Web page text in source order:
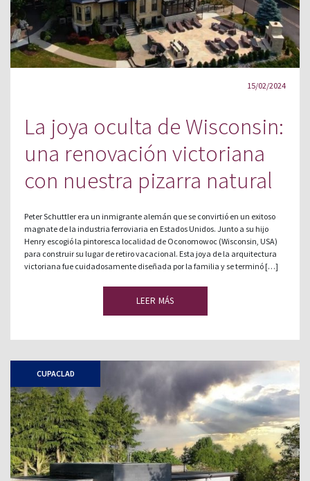
15/02/2024
La joya oculta de Wisconsin:
una renovación victoriana
con nuestra pizarra natural
Peter Schuttler era un inmigrante alemán que se convirtió en un exitoso
magnate de la industria ferroviaria en Estados Unidos. Junto a su hijo
Henry escogió la pintoresca localidad de Oconomowoc (Wisconsin, USA)
para construir su lugar de retiro vacacional. Esta joya de la arquitectura
victoriana fue cuidadosamente diseñada por la familia y se terminó […]
LEER MÁS
CUPACLAD